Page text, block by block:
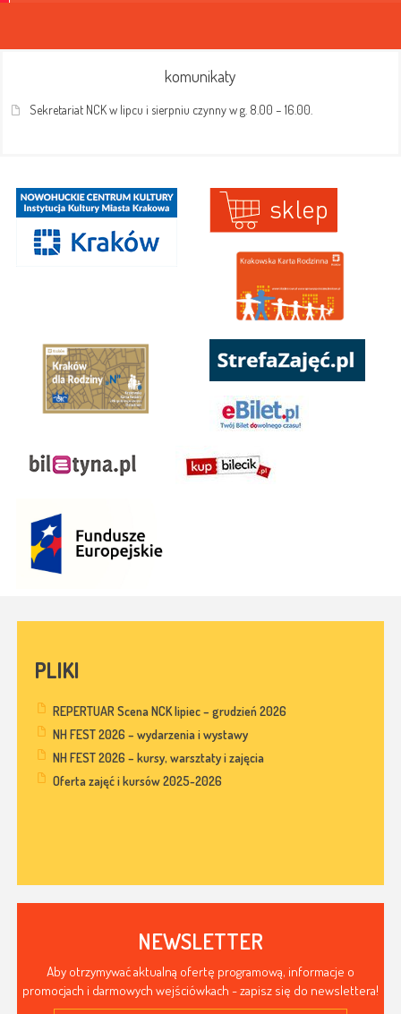
komunikaty
Sekretariat NCK w lipcu i sierpniu czynny w g. 8.00 – 16.00.
PLIKI
REPERTUAR Scena NCK lipiec – grudzień 2026
NH FEST 2026 – wydarzenia i wystawy
NH FEST 2026 – kursy, warsztaty i zajęcia
Oferta zajęć i kursów 2025-2026
NEWSLETTER
Aby otrzymywać aktualną ofertę programową, informacje o
promocjach i darmowych wejściówkach - zapisz się do newslettera!